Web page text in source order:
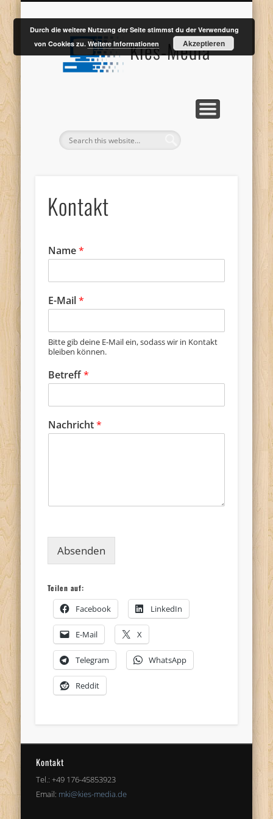
Kies-Media
Kontakt
Name*
E-Mail*
Bitte gib deine E-Mail ein, sodass wir in Kontakt
bleiben können.
Betreff*
Nachricht*
Absenden
Teilen auf:
Facebook LinkedIn
E-Mail X
Telegram WhatsApp
Reddit
Kontakt
Tel.: +49 176-45853923
Email: mki@kies-media.de
Durch die weitere Nutzung der Seite stimmst du der Verwendung
von Cookies zu.Weitere Informationen Akzeptieren